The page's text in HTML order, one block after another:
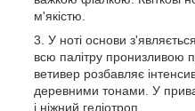
м'якістю.
У ноті основи
всю палітру
ветивер розбавляє
деревними тонами. У
і ніжний геліотроп.